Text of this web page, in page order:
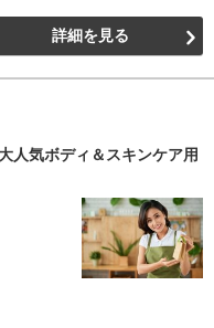
詳細を見る
人気ボディ＆スキンケア用